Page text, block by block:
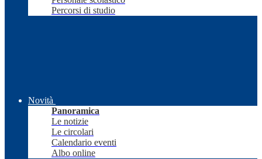
Percorsi di studio
Novità
Panoramica
Le notizie
Le circolari
Calendario eventi
Albo online